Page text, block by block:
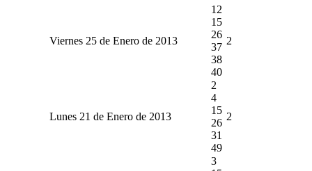
Viernes 25 de Enero de 2013
12
15
26
37
38
40
2
Lunes 21 de Enero de 2013
2
4
15
26
31
49
2
3